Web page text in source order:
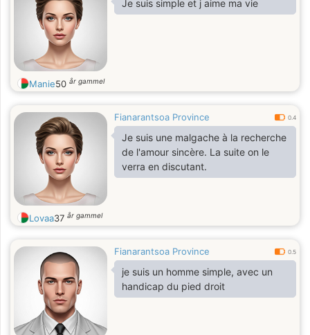
Je suis simple et j aime ma vie
Manie50 år gammel
Fianarantsoa Province 0.4
Je suis une malgache à la recherche
de l'amour sincère. La suite on le
verra en discutant.
Lovaa37 år gammel
Fianarantsoa Province 0.5
je suis un homme simple, avec un
handicap du pied droit